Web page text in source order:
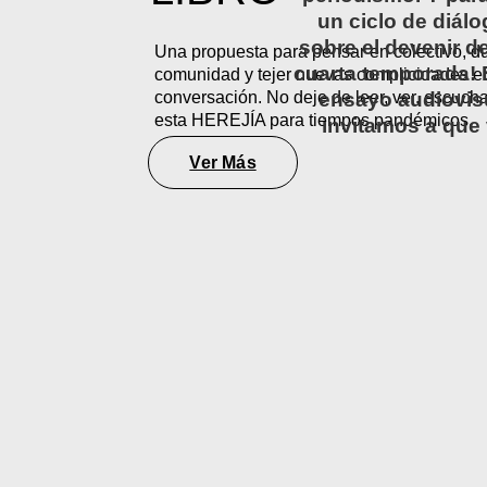
un ciclo de
sobre el devenir
cuarta temporada!
ensayo
invitamos a que
Una propuesta para pensar en colectivo,
comunidad y tejer nuevas complicidades
conversación. No deje de leer, ver,
esta HEREJÍA para tiempos pandémicos.
Ver Más